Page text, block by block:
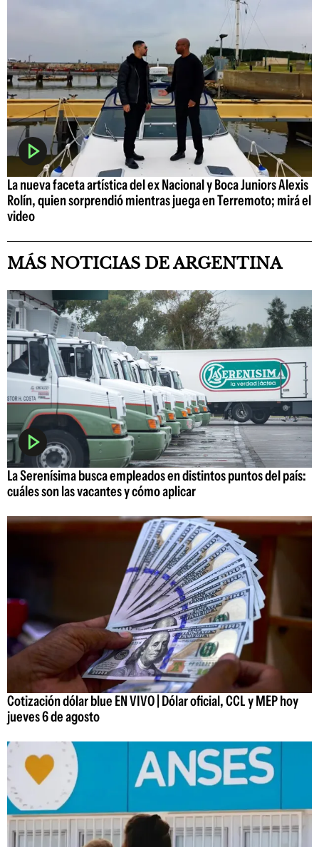
La nueva faceta artística del ex Nacional y Boca Juniors Alexis
Rolín, quien sorprendió mientras juega en Terremoto; mirá el
video
MÁS NOTICIAS DE ARGENTINA
La Serenísima busca empleados en distintos puntos del país:
cuáles son las vacantes y cómo aplicar
Cotización dólar blue EN VIVO | Dólar oficial, CCL y MEP hoy
jueves 6 de agosto